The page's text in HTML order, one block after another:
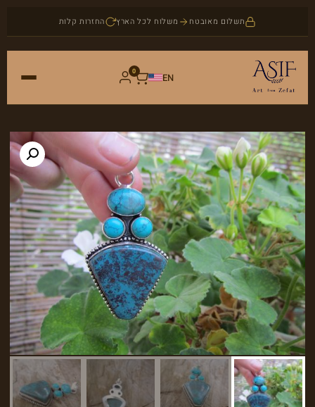
תשלום מאובטח משלוח לכל הארץ החזרות קלות
EN
0
חנות
אמנות
יודאיקה
תכשיטים
אבני חן
אודות
בלוג
צור קשר